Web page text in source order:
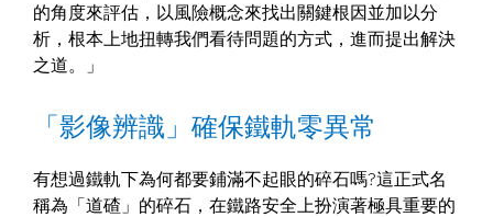
的角度來評估，以風險概念來找出關鍵根因並加以分
析，根本上地扭轉我們看待問題的方式，進而提出解決
之道。」
「影像辨識」確保鐵軌零異常
有想過鐵軌下為何都要鋪滿不起眼的碎石嗎?這正式名
稱為「道碴」的碎石，在鐵路安全上扮演著極具重要的